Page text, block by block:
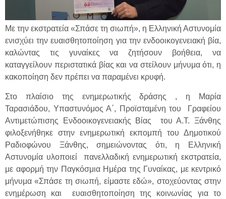
Με την εκστρατεία «Σπάσε τη σιωπή», η Ελληνική Αστυνομία
ενισχύει την ευαισθητοποίηση για την ενδοοικογενειακή βία,
καλώντας τις γυναίκες να ζητήσουν βοήθεια, να
καταγγείλουν περιστατικά βίας και να στείλουν μήνυμα ότι, η
κακοποίηση δεν πρέπει να παραμένει κρυφή.
Στο πλαίσιο της ενημερωτικής δράσης , η Μαρία
Ταρασιάδου, Υπαστυνόμος Α΄, Προϊσταμένη του Γραφείου
Αντιμετώπισης Ενδοοικογενειακής Βίας του Α.Τ. Ξάνθης
φιλοξενήθηκε στην ενημερωτική εκπομπή του Δημοτικού
Ραδιοφώνου Ξάνθης, σημειώνοντας ότι, η Ελληνική
Αστυνομία υλοποιεί πανελλαδική ενημερωτική εκστρατεία,
με αφορμή την Παγκόσμια Ημέρα της Γυναίκας, με κεντρικό
μήνυμα «Σπάσε τη σιωπή, είμαστε εδώ», στοχεύοντας στην
ενημέρωση και ευαισθητοποίηση της κοινωνίας για το